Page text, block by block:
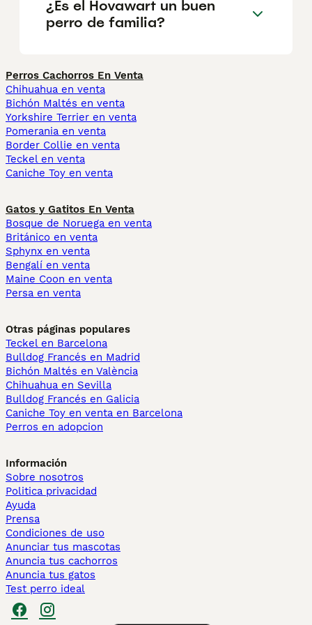
¿Es el Hovawart un buen
perro de familia?
Perros Cachorros En Venta
Chihuahua en venta
Bichón Maltés en venta
Yorkshire Terrier en venta
Pomerania en venta
Border Collie en venta
Teckel en venta
Caniche Toy en venta
Gatos y Gatitos En Venta
Bosque de Noruega en venta
Británico en venta
Sphynx en venta
Bengalí en venta
Maine Coon en venta
Persa en venta
Otras páginas populares
Teckel en Barcelona
Bulldog Francés en Madrid
Bichón Maltés en València
Chihuahua en Sevilla
Bulldog Francés en Galicia
Caniche Toy en venta en Barcelona
Perros en adopcion
Información
Sobre nosotros
Politica privacidad
Ayuda
Prensa
Condiciones de uso
Anunciar tus mascotas
Anuncia tus cachorros
Anuncia tus gatos
Test perro ideal